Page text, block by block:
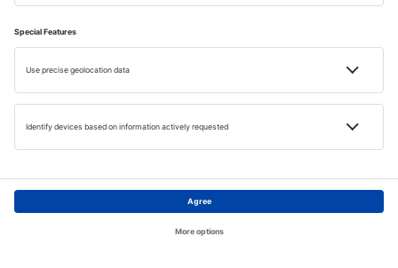
© iStock
Kréta fő tömegközlekedési eszköze a buszok. A helyi
városi és helyközi autóbuszvonal neve KTEL. A közlekedés
kényelmes, de nem a legolcsóbb. Így azonban
üdülőhelyek között. A menetrendet a bus-service-crete-
ktel.com oldalon tekintheti meg.